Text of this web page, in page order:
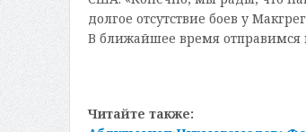
долгое отсутствие боев у
В ближайшее время отправимся
Читайте также: